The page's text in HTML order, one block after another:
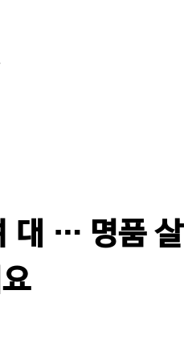
대 … 명품 살